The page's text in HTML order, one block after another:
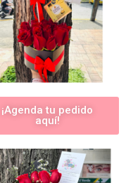
¡Agenda tu pedido
aquí!